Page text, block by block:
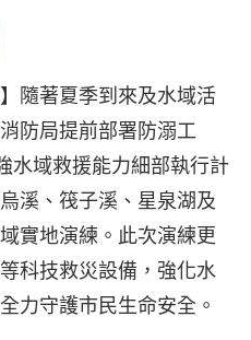
隨著夏季到來及水域活
防局提前部署防溺工
水域救援能力細部執行計
溪、筏子溪、星泉湖及
實地演練。此次演練更
科技救災設備，強化水
力守護市民生命安全。